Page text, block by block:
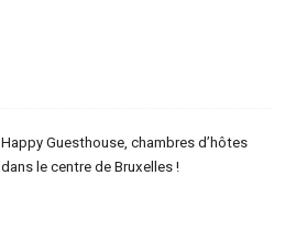
Happy Guesthouse, chambres d’hôtes
dans le centre de Bruxelles !